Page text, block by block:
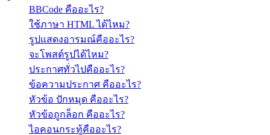
BBCode คืออะไร?
ใช้ภาษา HTML ได้ไหม?
รูปแสดงอารมณ์คืออะไร?
จะโพสต์รูปได้ไหม?
ประกาศทั่วไปคืออะไร?
ข้อความประกาศ คืออะไร?
หัวข้อ ปักหมุด คืออะไร?
หัวข้อถูกล็อก คืออะไร?
ไอคอนกระทู้คืออะไร?